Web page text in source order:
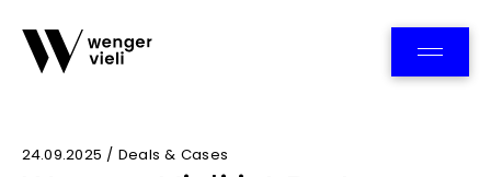
24.09.2025 / Deals & Cases